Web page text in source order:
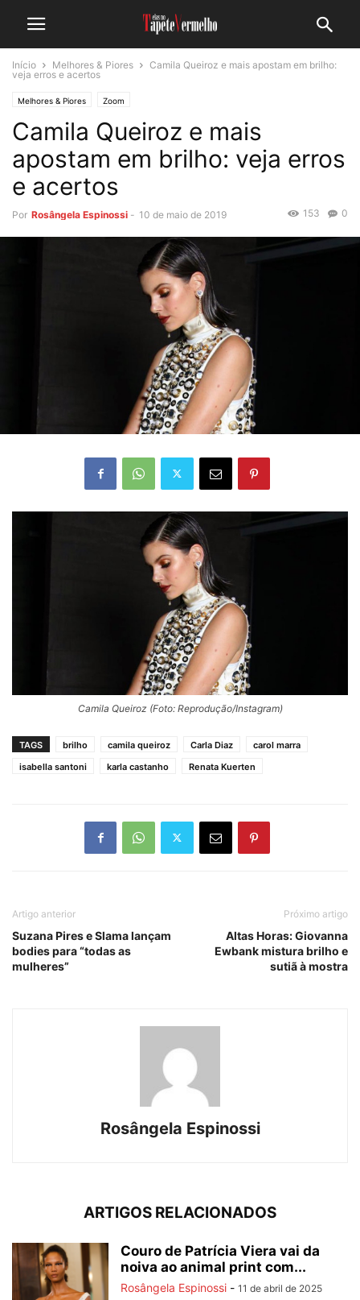
Início Melhores & Piores
Camila Queiroz e mais apostam em brilho:
veja erros e acertos
Melhores & Piores Zoom
Camila Queiroz e mais
apostam em brilho: veja erros
e acertos
Por Rosângela Espinossi - 10 de maio de 2019 0
153
Camila Queiroz (Foto: Reprodução/Instagram)
TAGS brilho camila queiroz Carla Diaz
carol marra
isabella santoni
karla castanho Renata Kuerten
Artigo anterior
Suzana Pires e Slama lançam
bodies para “todas as
mulheres”
Próximo artigo
Altas Horas: Giovanna
Ewbank mistura brilho e
sutiã à mostra
Rosângela Espinossi
ARTIGOS RELACIONADOS
Couro de Patrícia Viera vai da
noiva ao animal print com...
Rosângela Espinossi - 11 de abril de 2025